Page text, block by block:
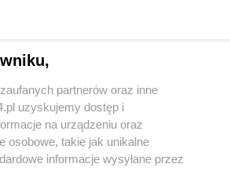
partnerów oraz inne
uzyskujemy dostęp i
na urządzeniu oraz
osobowe, takie jak unikalne
informacje wysyłane przez